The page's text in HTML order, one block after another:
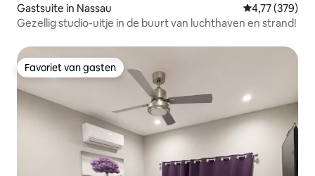
Gastsuite in Nassau Gemiddelde
4,77 (379)
Gezellig studio-uitje in de buurt van luchthaven en strand!
Favoriet van gasten
Favoriet van gasten